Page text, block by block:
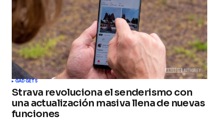
Your E-mail*
Guarda mi nombre, correo electrónico y web en
este navegador para la próxima vez que
comente.
Submit Comment
GADGETS
Strava revoluciona el senderismo con
una actualización masiva llena de nuevas
funciones